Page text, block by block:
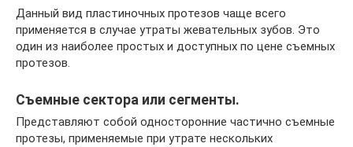
Данный вид пластиночных протезов чаще всего
применяется в случае утраты жевательных зубов. Это
один из наиболее простых и доступных по цене съемных
протезов.
Съемные сектора или сегменты.
Представляют собой односторонние частично съемные
протезы, применяемые при утрате нескольких